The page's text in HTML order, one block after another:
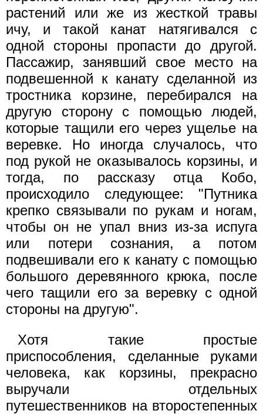
растений или же из жесткой травы
ичу, и такой канат натягивался с
одной стороны пропасти до другой.
Пассажир, занявший свое место на
подвешенной к канату сделанной из
тростника корзине, перебирался на
другую сторону с помощью людей,
которые тащили его через ущелье на
веревке. Но иногда случалось, что
под рукой не оказывалось корзины, и
тогда, по рассказу отца Кобо,
происходило следующее: "Путника
крепко связывали по рукам и ногам,
чтобы он не упал вниз из-за испуга
или потери сознания, а потом
подвешивали его к канату с помощью
большого деревянного крюка, после
чего тащили его за веревку с одной
стороны на другую".
Хотя такие простые
приспособления, сделанные руками
человека, как корзины, прекрасно
выручали отдельных
путешественников на второстепенных